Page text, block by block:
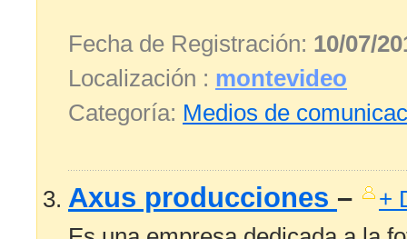
Fecha de Registración: 10/07/
Localización : montevideo
Categoría: Medios de
Axus producciones – +